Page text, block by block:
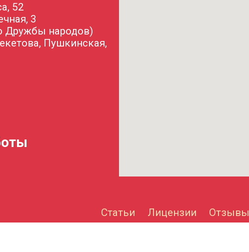
52
3
Дружбы народов)
Пушкинская,
Статьи
Лицензии Отзывы